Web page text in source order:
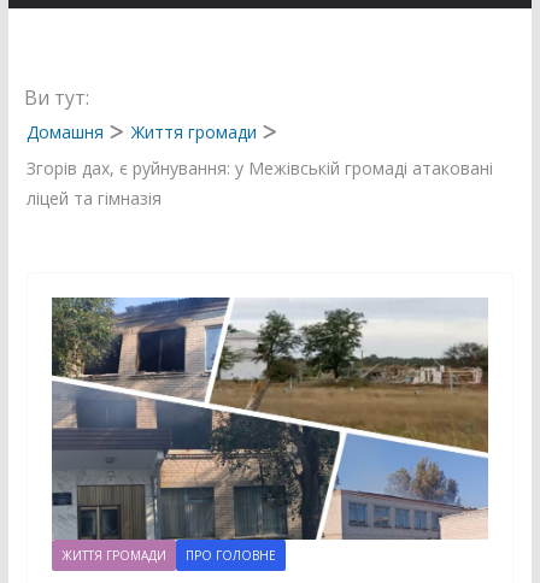
Ви тут:
Домашня
Життя громади
Згорів дах, є руйнування: у Межівській громаді атаковані
ліцей та гімназія
ЖИТТЯ ГРОМАДИ ПРО ГОЛОВНЕ